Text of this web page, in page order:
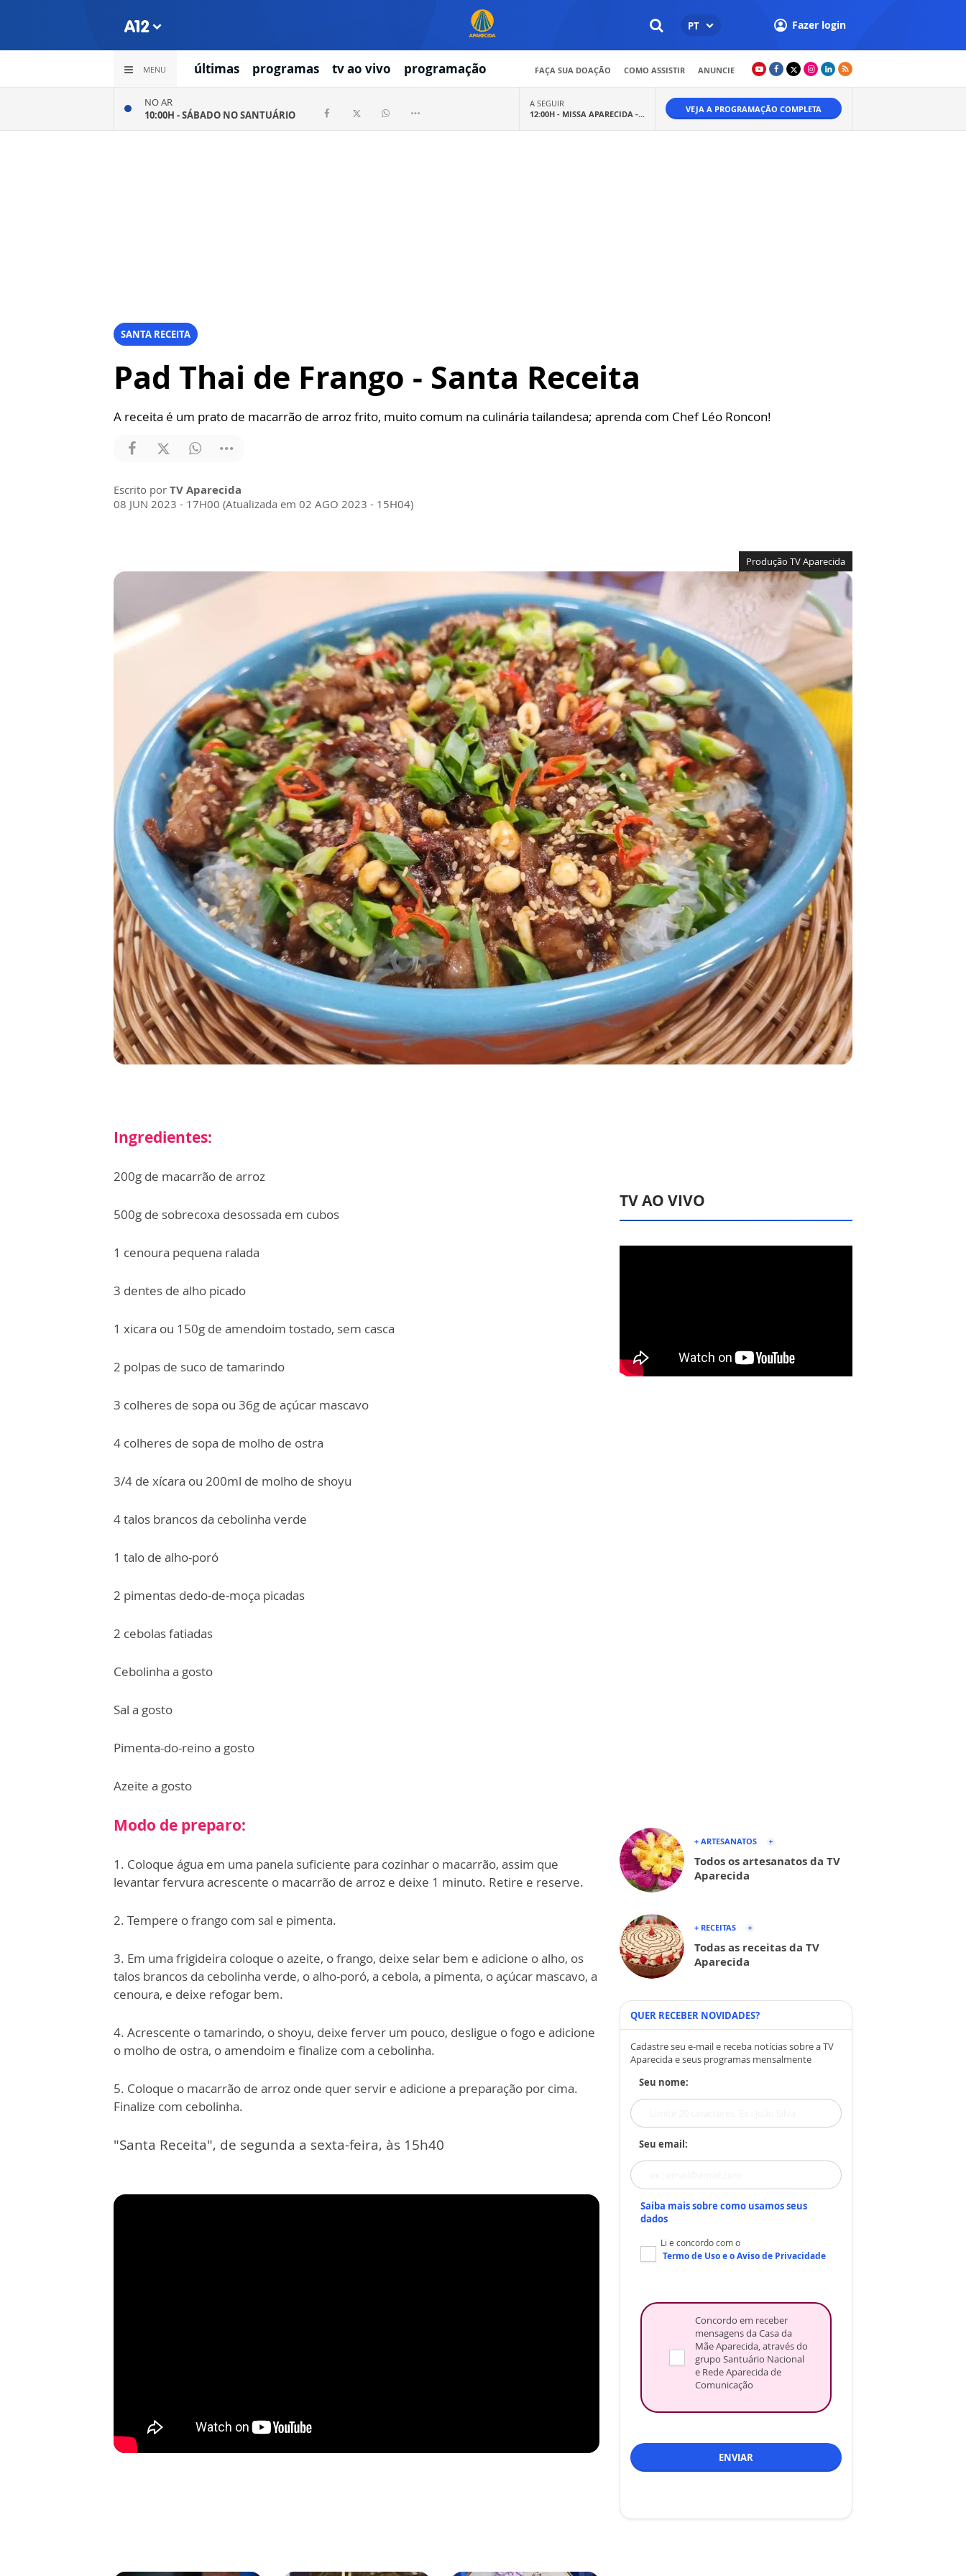
PT Fazer login
MENU últimas programas tv ao vivo programação FAÇA SUA DOAÇÃO COMO ASSISTIR ANUNCIE
NO AR
10:00H -SÁBADO NO SANTUÁRIO
A SEGUIR
12:00H - MISSA APARECIDA -... VEJA A PROGRAMAÇÃO COMPLETA
SANTA RECEITA
Pad Thai de Frango - Santa Receita
A receita é um prato de macarrão de arroz frito, muito comum na culinária tailandesa; aprenda com Chef Léo Roncon!
Escrito por TV Aparecida
08 JUN 2023 - 17H00 (Atualizada em 02 AGO 2023 - 15H04)
Produção TV Aparecida
Ingredientes:
200g de macarrão de arroz
500g de sobrecoxa desossada em cubos
1 cenoura pequena ralada
3 dentes de alho picado
1 xicara ou 150g de amendoim tostado, sem casca
2 polpas de suco de tamarindo
3 colheres de sopa ou 36g de açúcar mascavo
4 colheres de sopa de molho de ostra
3/4 de xícara ou 200ml de molho de shoyu
4 talos brancos da cebolinha verde
1 talo de alho-poró
2 pimentas dedo-de-moça picadas
2 cebolas fatiadas
Cebolinha a gosto
Sal a gosto
Pimenta-do-reino a gosto
Azeite a gosto
Modo de preparo:
1. Coloque água em uma panela suficiente para cozinhar o macarrão, assim que
levantar fervura acrescente o macarrão de arroz e deixe 1 minuto. Retire e reserve.
2. Tempere o frango com sal e pimenta.
3. Em uma frigideira coloque o azeite, o frango, deixe selar bem e adicione o alho, os
talos brancos da cebolinha verde, o alho-poró, a cebola, a pimenta, o açúcar mascavo, a
cenoura, e deixe refogar bem.
4. Acrescente o tamarindo, o shoyu, deixe ferver um pouco, desligue o fogo e adicione
o molho de ostra, o amendoim e finalize com a cebolinha.
5. Coloque o macarrão de arroz onde quer servir e adicione a preparação por cima.
Finalize com cebolinha.
"Santa Receita", de segunda a sexta-feira, às 15h40
TV AO VIVO
+ ARTESANATOS
Todos os artesanatos da TV
Aparecida
+ RECEITAS
Todas as receitas da TV
Aparecida
QUER RECEBER NOVIDADES?
Cadastre seu e-mail e receba notícias sobre a TV
Aparecida e seus programas mensalmente
Seu nome:
Seu email:
Saiba mais sobre como usamos seus
dados
Li e concordo com o
Termo de Usoe oAviso de Privacidade
Concordo em receber
mensagens da Casa da
Mãe Aparecida, através do
grupo Santuário Nacional
e Rede Aparecida de
Comunicação
ENVIAR